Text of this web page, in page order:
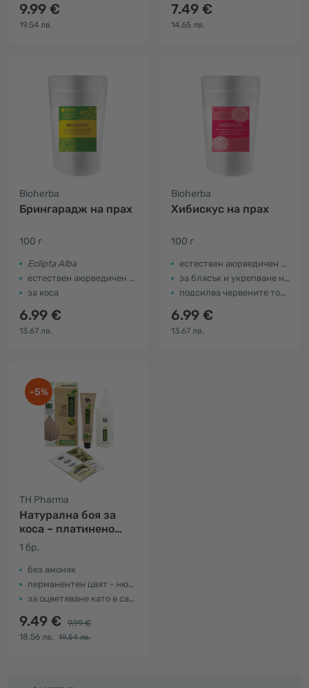
9.99 €
19.54 лв.
7.49 €
14.65 лв.
Bioherba
Брингарадж на прах
100 г
Eclipta Alba
естествен аюрведичен продукт
за коса
6.99 €
13.67 лв.
Bioherba
Хибискус на прах
100 г
естествен аюрведичен продукт
за блясък и укрепване на косата
подсилва червените тонове
6.99 €
13.67 лв.
-5%
TH Pharma
Натурална боя за
коса – платинено
русо
1 бр.
без амоняк
перманентен цвят - нюанс 10
за оцветяване като в салона
9.49 €
9.99 €
18.56 лв.
19.54 лв.